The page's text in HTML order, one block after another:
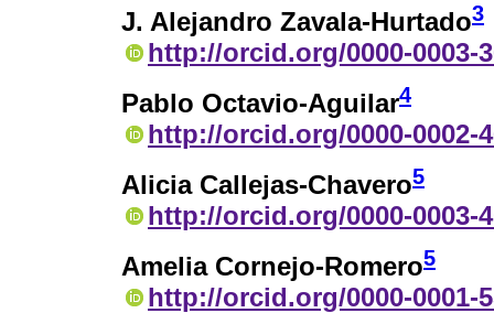
J. Alejandro Zavala-Hurtado3
http://orcid.org/0000-0003-
Pablo Octavio-Aguilar4
http://orcid.org/0000-0002-
Alicia Callejas-Chavero5
http://orcid.org/0000-0003-
Amelia Cornejo-Romero5
http://orcid.org/0000-0001-